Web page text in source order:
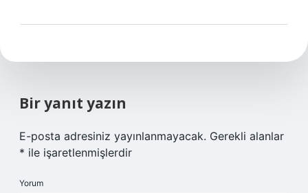
Bir yanıt yazın
E-posta adresiniz yayınlanmayacak. Gerekli alanlar
* ile işaretlenmişlerdir
Yorum